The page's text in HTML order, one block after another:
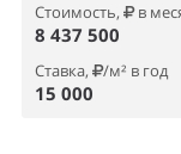
Стоимость, в
8 437 500
Ставка, /м² в год
15 000